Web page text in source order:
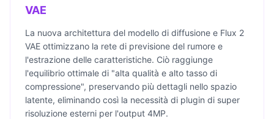
VAE
La nuova architettura del modello di diffusione e Flux 2
VAE ottimizzano la rete di previsione del rumore e
l'estrazione delle caratteristiche. Ciò raggiunge
l'equilibrio ottimale di "alta qualità e alto tasso di
compressione", preservando più dettagli nello spazio
latente, eliminando così la necessità di plugin di super
risoluzione esterni per l'output 4MP.